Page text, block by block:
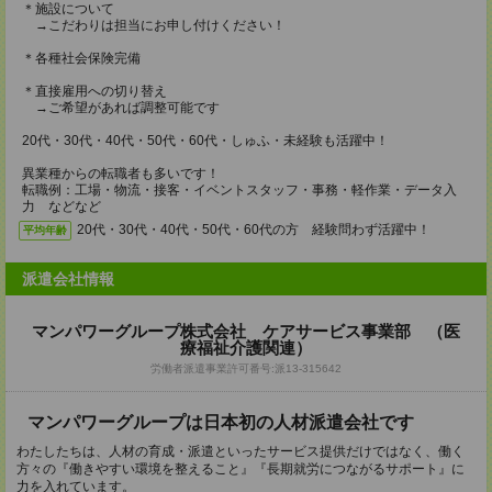
＊施設について
→こだわりは担当にお申し付けください！
＊各種社会保険完備
＊直接雇用への切り替え
→ご希望があれば調整可能です
20代・30代・40代・50代・60代・しゅふ・未経験も活躍中！
異業種からの転職者も多いです！
転職例：工場・物流・接客・イベントスタッフ・事務・軽作業・データ入
力 などなど
平均年齢 20代・30代・40代・50代・60代の方 経験問わず活躍中！
派遣会社情報
マンパワーグループ株式会社 ケアサービス事業部 （医
療福祉介護関連）
労働者派遣事業許可番号:派13-315642
マンパワーグループは日本初の人材派遣会社です
わたしたちは、人材の育成・派遣といったサービス提供だけではなく、働く
方々の『働きやすい環境を整えること』『長期就労につながるサポート』に
力を入れています。